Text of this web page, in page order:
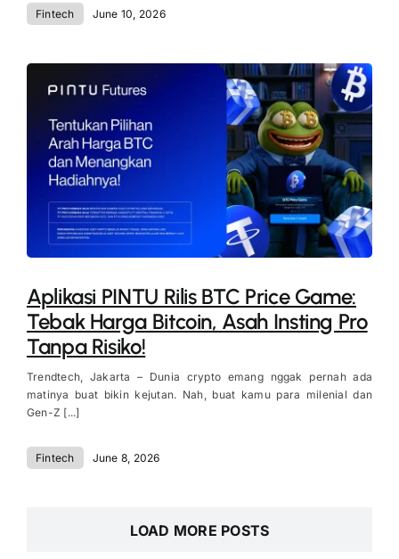
Fintech June 10, 2026
Aplikasi PINTU Rilis BTC Price Game:
Tebak Harga Bitcoin, Asah Insting Pro
Tanpa Risiko!
Trendtech, Jakarta – Dunia crypto emang nggak pernah ada
matinya buat bikin kejutan. Nah, buat kamu para milenial dan
Gen-Z [...]
Fintech June 8, 2026
LOAD MORE POSTS